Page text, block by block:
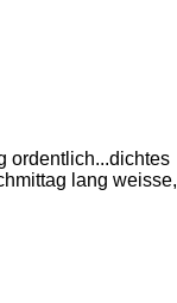
ordentlich...dichtes
lang weisse,